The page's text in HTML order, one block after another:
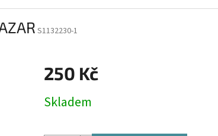
S1132230-1
250 Kč
cena:
Skladem